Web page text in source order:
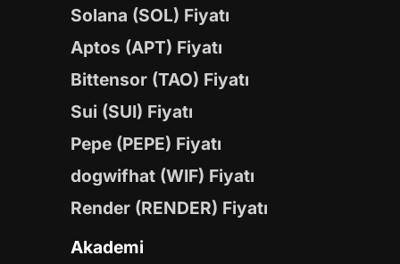
Solana (SOL) Fiyatı
Aptos (APT) Fiyatı
Bittensor (TAO) Fiyatı
Sui (SUI) Fiyatı
Pepe (PEPE) Fiyatı
dogwifhat (WIF) Fiyatı
Render (RENDER) Fiyatı
Akademi